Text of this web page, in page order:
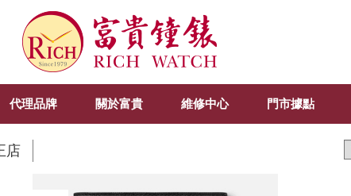
代理品牌 關於富貴 維修中心 門市據點
店